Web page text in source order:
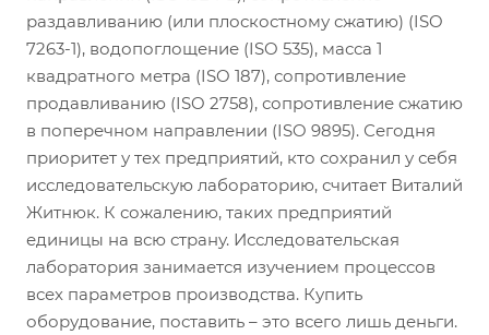
раздавливанию (или плоскостному сжатию) (ISO
7263-1), водопоглощение (ISO 535), масса 1
квадратного метра (ISO 187), сопротивление
продавливанию (ISO 2758), сопротивление сжатию
в поперечном направлении (ISO 9895). Сегодня
приоритет у тех предприятий, кто сохранил у себя
исследовательскую лабораторию, считает Виталий
Житнюк. К сожалению, таких предприятий
единицы на всю страну. Исследовательская
лаборатория занимается изучением процессов
всех параметров производства. Купить
оборудование, поставить – это всего лишь деньги.